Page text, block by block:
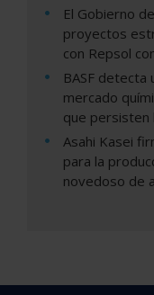
El Gobierno
proyectos
con Repsol
BASF
mercado
que
Asahi Kasei
para la
novedoso de